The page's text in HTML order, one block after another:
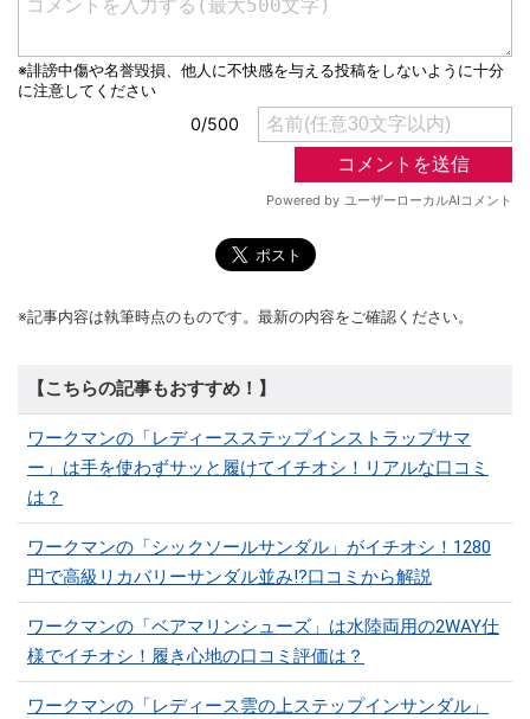
※記事内容は執筆時点のものです。最新の内容をご確認ください。
【こちらの記事もおすすめ！】
ワークマンの「レディースステップインストラップサマ
ー」は手を使わずサッと履けてイチオシ！リアルな口コミ
は？
ワークマンの「シックソールサンダル」がイチオシ！1280
円で高級リカバリーサンダル並み!?口コミから解説
ワークマンの「ベアマリンシューズ」は水陸両用の2WAY仕
様でイチオシ！履き心地の口コミ評価は？
ワークマンの「レディース雲の上ステップインサンダル」